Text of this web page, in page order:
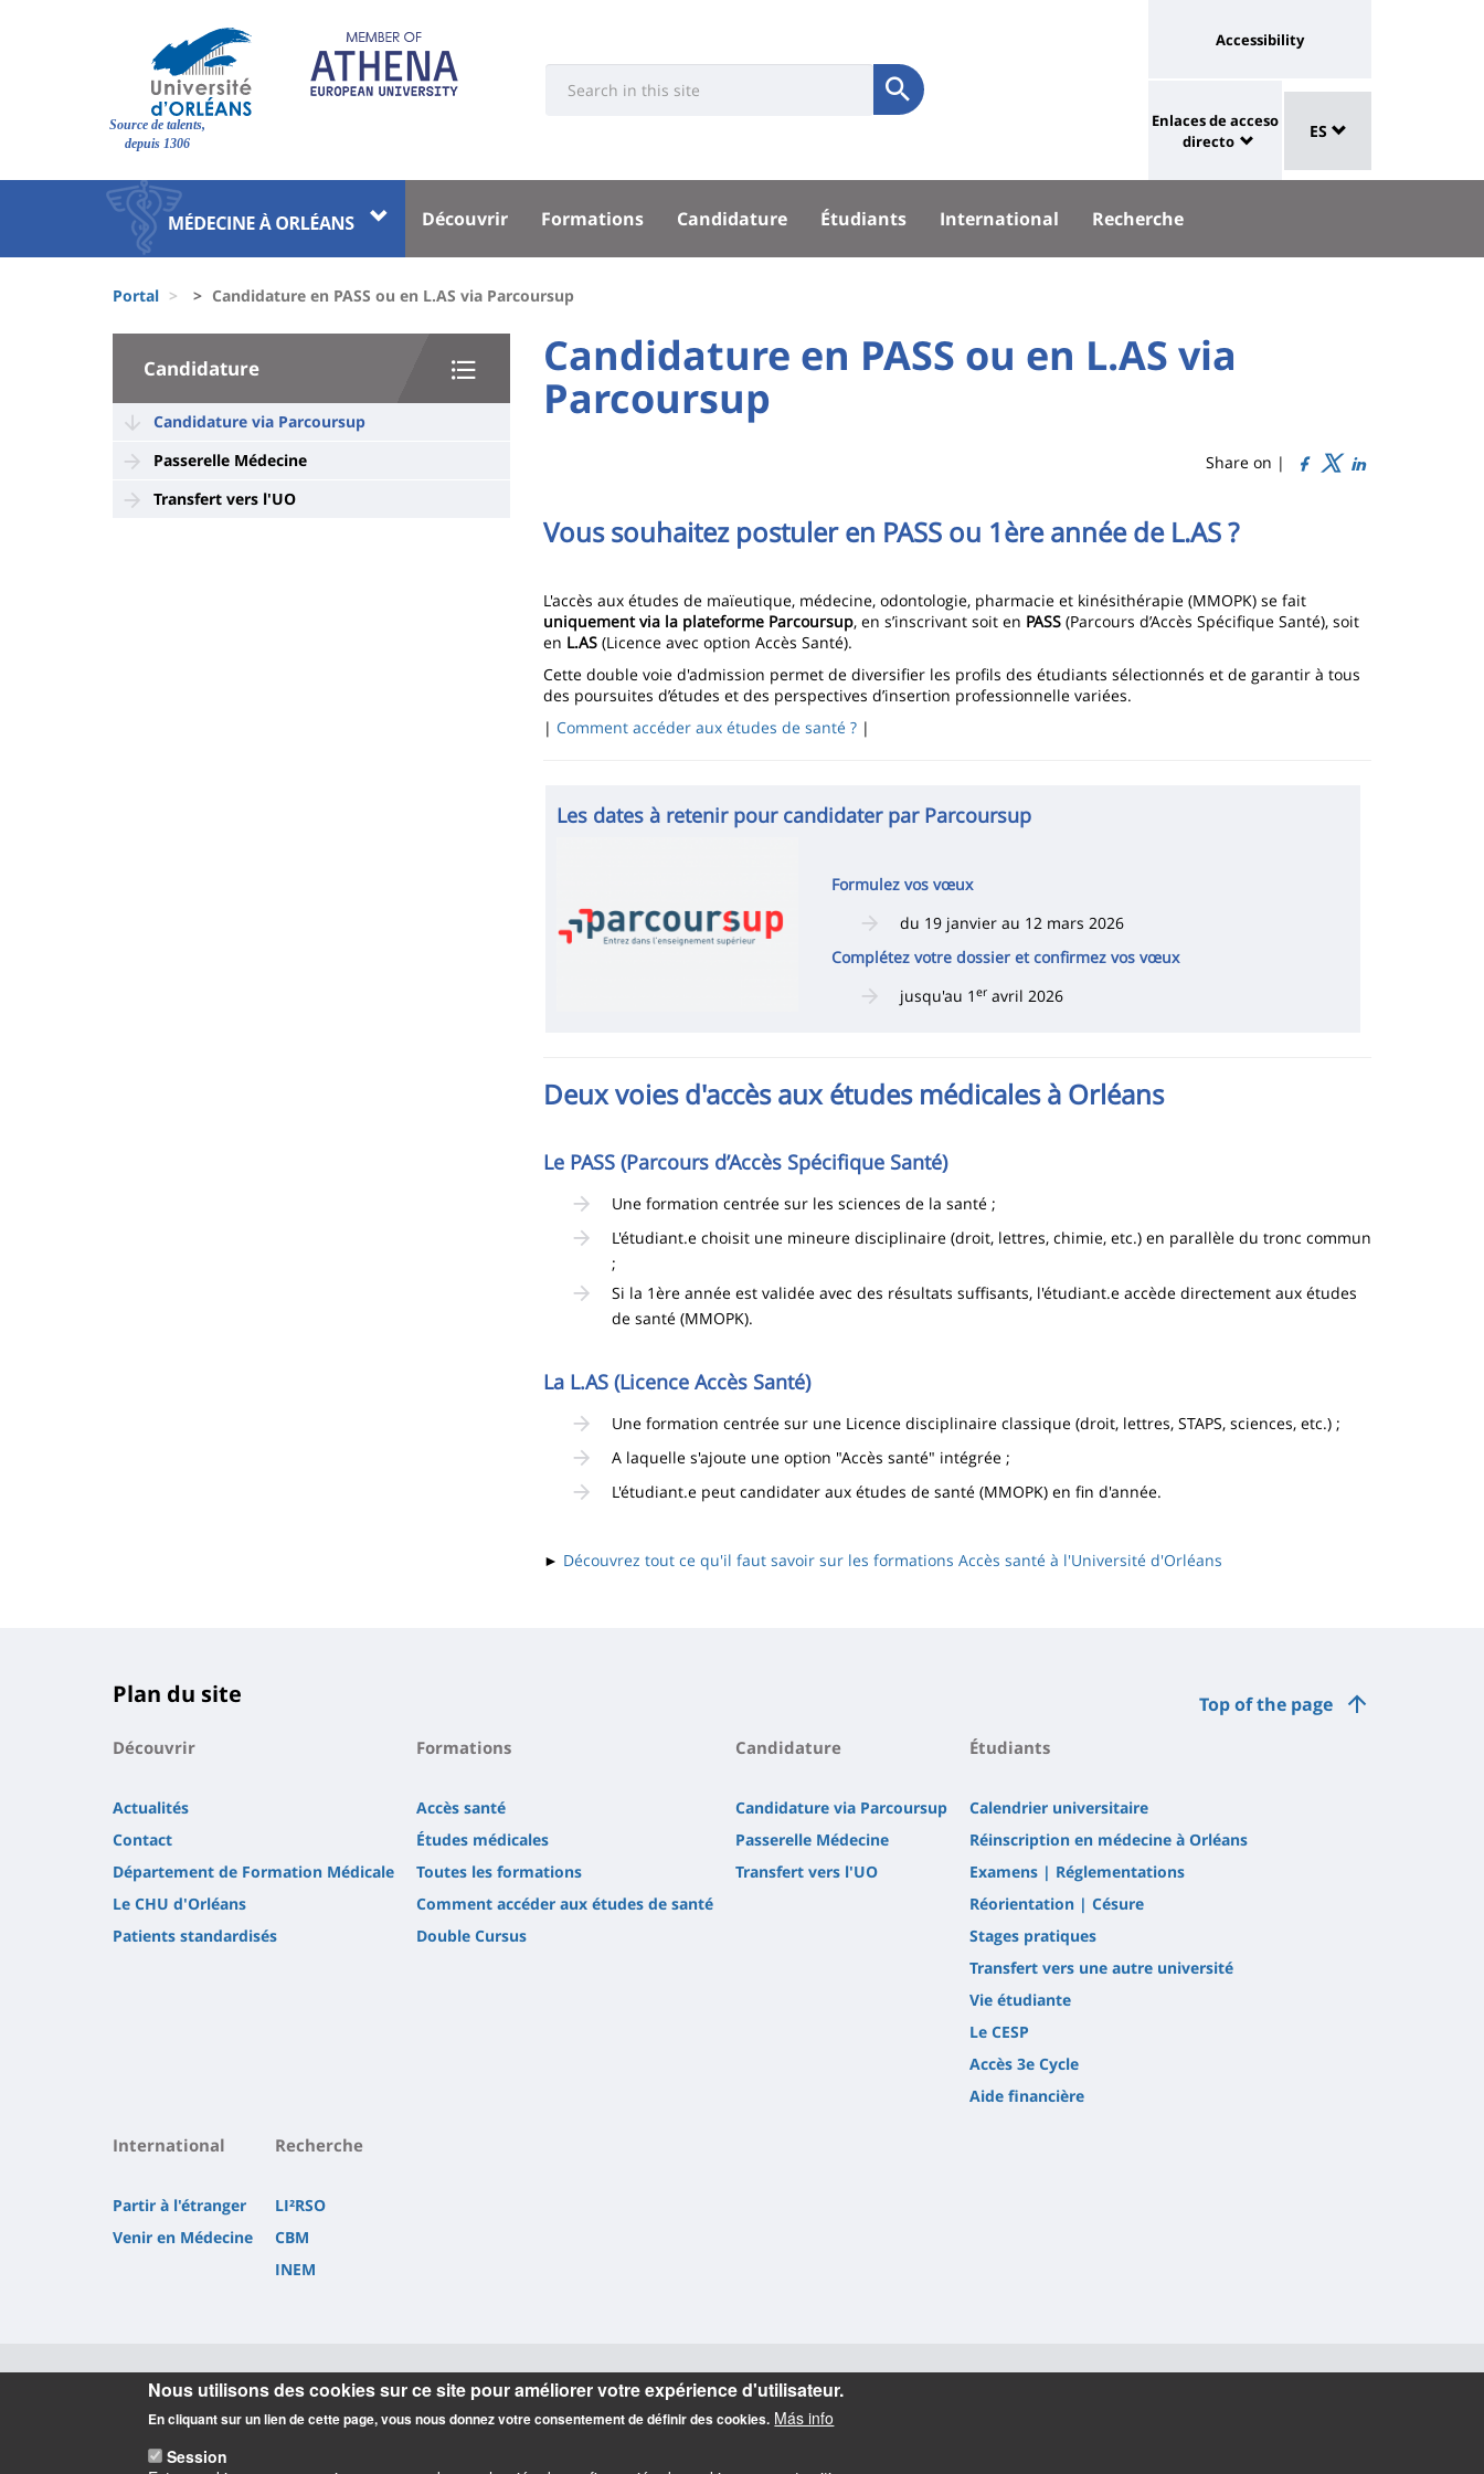
Site
Source de talents,
depuis 1306
Université
Soumettre
Réseaux
Université
lien
vers
page
accessibilité
Accessibility
University
:
links
Enlaces de acceso
directo
Sélecteur
de
langue
ES
Université
Block
liste
des
composantes
Menu
principal
Découvrir Formations Candidature Étudiants International Recherche
d'Ariane
Portal Candidature en PASS ou en L.AS via Parcoursup
University
Sidebar
Candidature
Candidature via Parcoursup
Passerelle Médecine
Transfert vers l'UO
University
:
Main
Titre
Candidature en PASS ou en L.AS via
Parcoursup
Share on |
Contenu
de
la
page
principale
Vous souhaitez postuler en PASS ou 1ère année de L.AS ?
L'accès aux études de maïeutique, médecine, odontologie, pharmacie et kinésithérapie (MMOPK) se fait
uniquement via la plateforme Parcoursup, en s’inscrivant soit en PASS(Parcours d’Accès Spécifique Santé), soit
en L.AS(Licence avec option Accès Santé).
Cette double voie d'admission permet de diversifier les profils des étudiants sélectionnés et de garantir à tous
des poursuites d’études et des perspectives d’insertion professionnelle variées.
| Comment accéder aux études de santé ?|
Les dates à retenir pour candidater par Parcoursup
Formulez vos vœux
du 19 janvier au 12 mars 2026
Complétez votre dossier et confirmez vos vœux
jusqu'au 1er avril 2026
Deux voies d'accès aux études médicales à Orléans
Le PASS (Parcours d’Accès Spécifique Santé)
Une formation centrée sur les sciences de la santé ;
L'étudiant.e choisit une mineure disciplinaire (droit, lettres, chimie, etc.) en parallèle du tronc commun
;
Si la 1ère année est validée avec des résultats suffisants, l'étudiant.e accède directement aux études
de santé (MMOPK).
La L.AS (Licence Accès Santé)
Une formation centrée sur une Licence disciplinaire classique (droit, lettres, STAPS, sciences, etc.) ;
A laquelle s'ajoute une option "Accès santé" intégrée ;
L'étudiant.e peut candidater aux études de santé (MMOPK) en fin d'année.
► Découvrez tout ce qu'il faut savoir sur les formations Accès santé à l'Université d'Orléans
Top of the page
Plan du site
Découvrir
Actualités
Contact
Département de Formation Médicale
Le CHU d'Orléans
Patients standardisés
Formations
Accès santé
Études médicales
Toutes les formations
Comment accéder aux études de santé
Double Cursus
Candidature
Candidature via Parcoursup
Passerelle Médecine
Transfert vers l'UO
Étudiants
Calendrier universitaire
Réinscription en médecine à Orléans
Examens | Réglementations
Réorientation | Césure
Stages pratiques
Transfert vers une autre université
Vie étudiante
Le CESP
Accès 3e Cycle
Aide financière
International
Partir à l'étranger
Venir en Médecine
Recherche
LI²RSO
CBM
INEM
Informations
Nous utilisons des cookies sur ce site pour améliorer votre expérience d'utilisateur.
En cliquant sur un lien de cette page, vous nous donnez votre consentement de définir des cookies. Más info
Session